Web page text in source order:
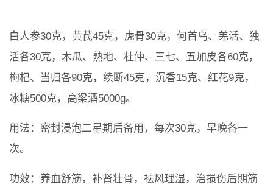
白人参30克，黄芪45克，虎骨30克，何首乌、羌活、独
活各30克，木瓜、熟地、杜仲、三七、五加皮各60克，
枸杞、当归各90克，续断45克，沉香15克、红花9克，
冰糖500克，高梁酒5000g。
用法：密封浸泡二星期后备用，每次30克，早晚各一
次。
功效：养血舒筋，补肾壮骨，袪风理湿，治损伤后期筋